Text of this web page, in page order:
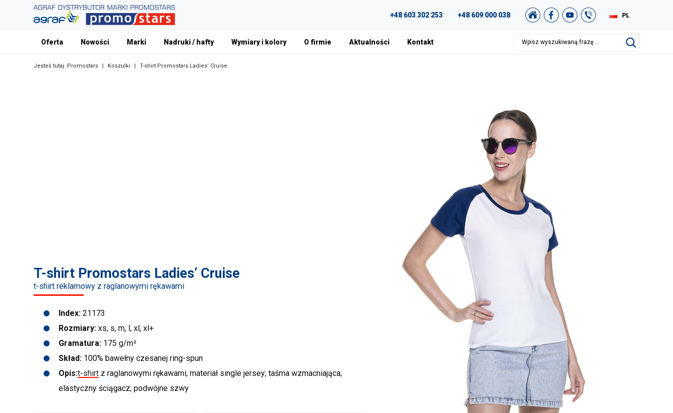
+48 603 302 253 +48 609 000 038 PL
DE
Oferta Nowości Marki Nadruki / hafty Wymiary i kolory O firmie Aktualności Kontakt
Jesteś tutaj: Promostars Koszulki T-shirt Promostars Ladies’ Cruise
T-shirt Promostars Ladies’ Cruise
t-shirt reklamowy z raglanowymi rękawami
Index: 21173
Rozmiary: xs, s, m, l, xl, xl+
Gramatura: 175 g/m²
Skład: 100% bawełny czesanej ring-spun
Opis:t-shirt z raglanowymi rękawami; materiał single jersey; taśma wzmacniająca;
elastyczny ściągacz; podwójne szwy